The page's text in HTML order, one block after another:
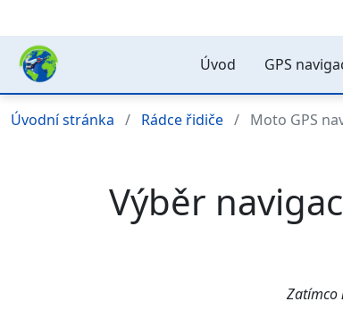
Úvod GPS
Úvodní stránka Rádce řidiče Moto GPS
Výběr
Zatímco